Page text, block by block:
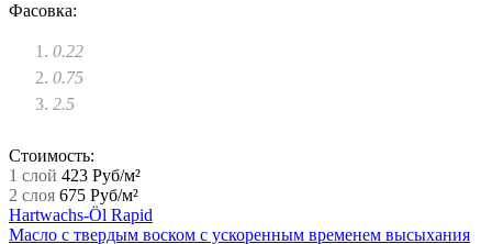
Фасовка:
0.22
0.75
2.5
Стоимость:
1 слой 423 Руб/м²
2 слоя 675 Руб/м²
Hartwachs-Öl Rapid
Масло с твердым воском с ускоренным временем высыхания